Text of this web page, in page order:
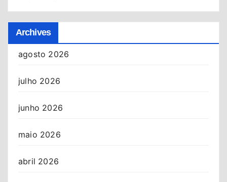
Archives
agosto 2026
julho 2026
junho 2026
maio 2026
abril 2026